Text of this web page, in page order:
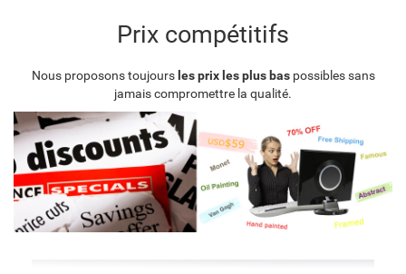
Prix compétitifs
Nous proposons toujours les prix les plus baspossibles sans
jamais compromettre la qualité.